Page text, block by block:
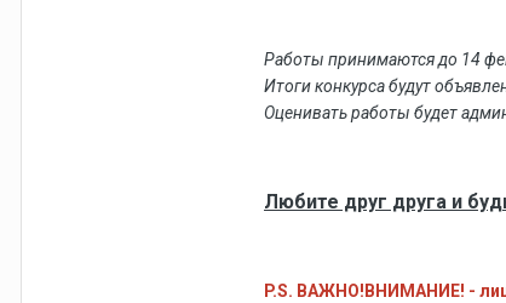
Работы принимаются до 14
Итоги конкурса будут
Оценивать работы будет
Любите друг друга и
P.S. ВАЖНО!ВНИМАНИЕ! -